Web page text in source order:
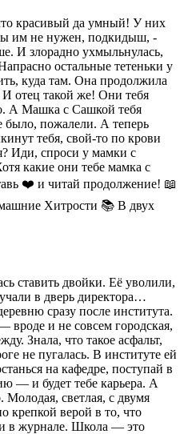
красивый да умный! У них
им не нужен, подкидыш, -
И злорадно ухмыльнулась,
остальные тетеньки у
куда там. Она продолжила
отец такой же! Они тебя
А Машка с Сашкой тебя
было, пожалели. А теперь
тебя, свой-то по крови
Иди, спроси у мамки с
какие они тебе мамка с
❤️ и читай продолжение! 📖
Хитрости 📚 В двух
ставить двойки. Её уволили,
в дверь директора…
сразу после института.
вроде и не совсем городская,
Знала, что такое асфальт,
не пугалась. В институте ей
на кафедре, поступай в
— и будет тебе карьера. А
Молодая, светлая, с двумя
крепкой верой в то, что
в журнале. Школа — это